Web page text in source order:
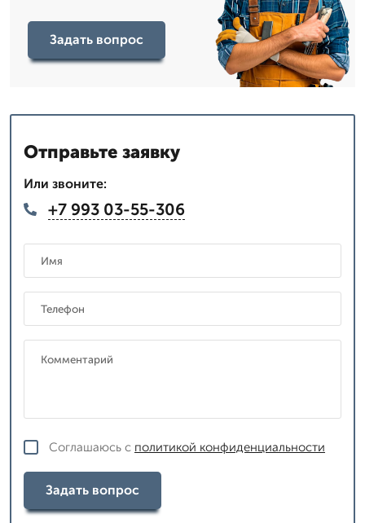
Задать вопрос
Отправьте заявку
Или звоните:
+7 993 03-55-306
Соглашаюсь с политикой конфиденциальности
Задать вопрос